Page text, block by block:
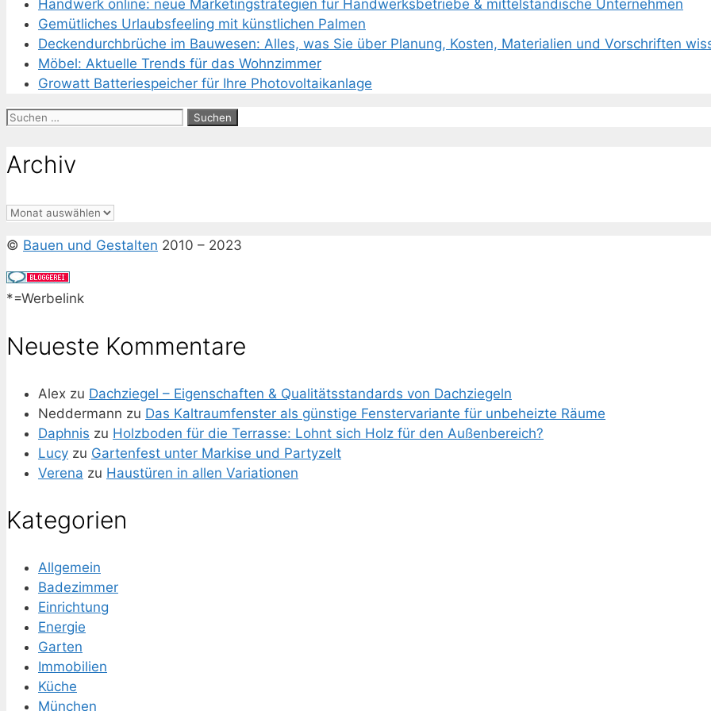
Handwerk online: neue Marketingstrategien für Handwerksbetriebe & mittelständische Unternehmen
Gemütliches Urlaubsfeeling mit künstlichen Palmen
Deckendurchbrüche im Bauwesen: Alles, was Sie über Planung, Kosten, Materialien und Vorschriften
Möbel: Aktuelle Trends für das Wohnzimmer
Growatt Batteriespeicher für Ihre Photovoltaikanlage
Suchen
Archiv
Archiv
© Bauen und Gestalten 2010 – 2023
*=Werbelink
Neueste Kommentare
Alex zu Dachziegel – Eigenschaften & Qualitätsstandards von Dachziegeln
Neddermann zu Das Kaltraumfenster als günstige Fenstervariante für unbeheizte Räume
Daphnis zu Holzboden für die Terrasse: Lohnt sich Holz für den Außenbereich?
Lucy zu Gartenfest unter Markise und Partyzelt
Verena zu Haustüren in allen Variationen
Kategorien
Allgemein
Badezimmer
Einrichtung
Energie
Garten
Immobilien
Küche
München